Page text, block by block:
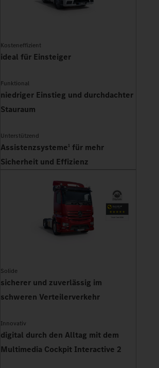
Kosteneffizient
ideal für Einsteiger
Funktional
niedriger Einstieg und durchdachter
Stauraum
Unterstützend
Assistenzsysteme1 für mehr
Sicherheit und Effizienz
Solide
sicherer und zuverlässig im
schweren Verteilerverkehr
Innovativ
digital durch den Alltag mit dem
Multimedia Cockpit Interactive 2